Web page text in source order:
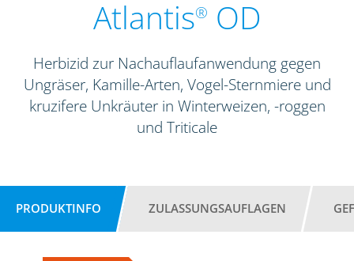
Atlantis® OD
Herbizid zur Nachauflaufanwendung gegen
Ungräser, Kamille-Arten, Vogel-Sternmiere und
kruzifere Unkräuter in Winterweizen, -roggen
und Triticale
PRODUKTINFO ZULASSUNGSAUFLAGEN